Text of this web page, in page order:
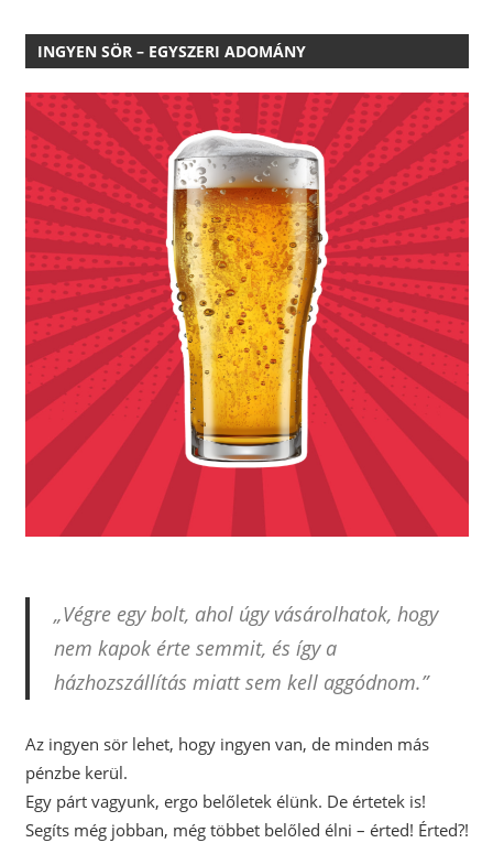
INGYEN SÖR – EGYSZERI ADOMÁNY
„Végre egy bolt, ahol úgy vásárolhatok, hogy
nem kapok érte semmit, és így a
házhozszállítás miatt sem kell aggódnom.”
Az ingyen sör lehet, hogy ingyen van, de minden más
pénzbe kerül.
Egy párt vagyunk, ergo belőletek élünk. De értetek is!
Segíts még jobban, még többet belőled élni – érted! Érted?!